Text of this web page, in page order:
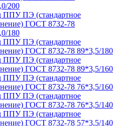
200
ППУ ПЭ (стандартное
ГОСТ 8732-78
180
ППУ ПЭ (стандартное
ГОСТ 8732-78 89*3,5/180
ППУ ПЭ (стандартное
ГОСТ 8732-78 89*3,5/160
ППУ ПЭ (стандартное
ГОСТ 8732-78 76*3,5/160
ППУ ПЭ (стандартное
ГОСТ 8732-78 76*3,5/140
ППУ ПЭ (стандартное
ГОСТ 8732-78 57*3,5/140